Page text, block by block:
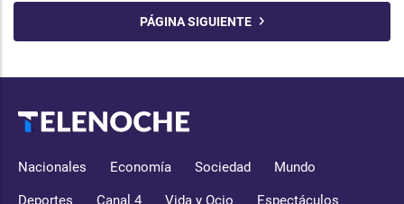
PÁGINA SIGUIENTE
Nacionales Economía Sociedad Mundo
Deportes Canal 4 Vida y Ocio Espectáculos